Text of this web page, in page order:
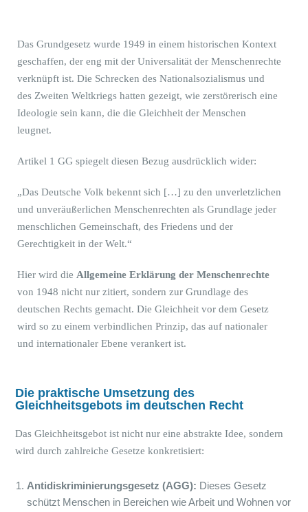
Das Grundgesetz wurde 1949 in einem historischen Kontext
geschaffen, der eng mit der Universalität der Menschenrechte
verknüpft ist. Die Schrecken des Nationalsozialismus und
des Zweiten Weltkriegs hatten gezeigt, wie zerstörerisch eine
Ideologie sein kann, die die Gleichheit der Menschen
leugnet.
Artikel 1 GG spiegelt diesen Bezug ausdrücklich wider:
„Das Deutsche Volk bekennt sich […] zu den unverletzlichen
und unveräußerlichen Menschenrechten als Grundlage jeder
menschlichen Gemeinschaft, des Friedens und der
Gerechtigkeit in der Welt.“
Hier wird die Allgemeine Erklärung der Menschenrechte
von 1948 nicht nur zitiert, sondern zur Grundlage des
deutschen Rechts gemacht. Die Gleichheit vor dem Gesetz
wird so zu einem verbindlichen Prinzip, das auf nationaler
und internationaler Ebene verankert ist.
Die praktische Umsetzung des
Gleichheitsgebots im deutschen Recht
Das Gleichheitsgebot ist nicht nur eine abstrakte Idee, sondern
wird durch zahlreiche Gesetze konkretisiert:
Antidiskriminierungsgesetz (AGG): Dieses Gesetz
schützt Menschen in Bereichen wie Arbeit und Wohnen vor